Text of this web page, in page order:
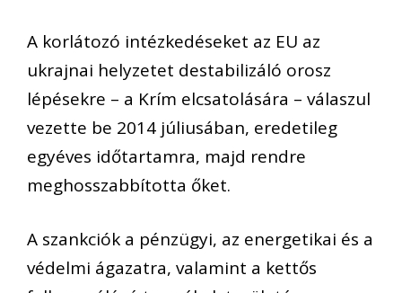
A korlátozó intézkedéseket az EU az
ukrajnai helyzetet destabilizáló orosz
lépésekre – a Krím elcsatolására – válaszul
vezette be 2014 júliusában, eredetileg
egyéves időtartamra, majd rendre
meghosszabbította őket.
A szankciók a pénzügyi, az energetikai és a
védelmi ágazatra, valamint a kettős